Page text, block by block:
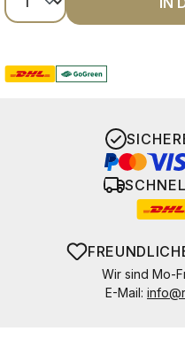
Wir sind Mo-
E-Mail: